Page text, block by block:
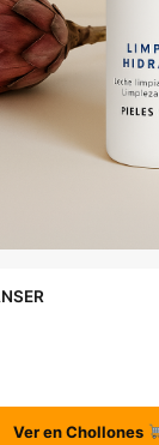
Ver en Chollones